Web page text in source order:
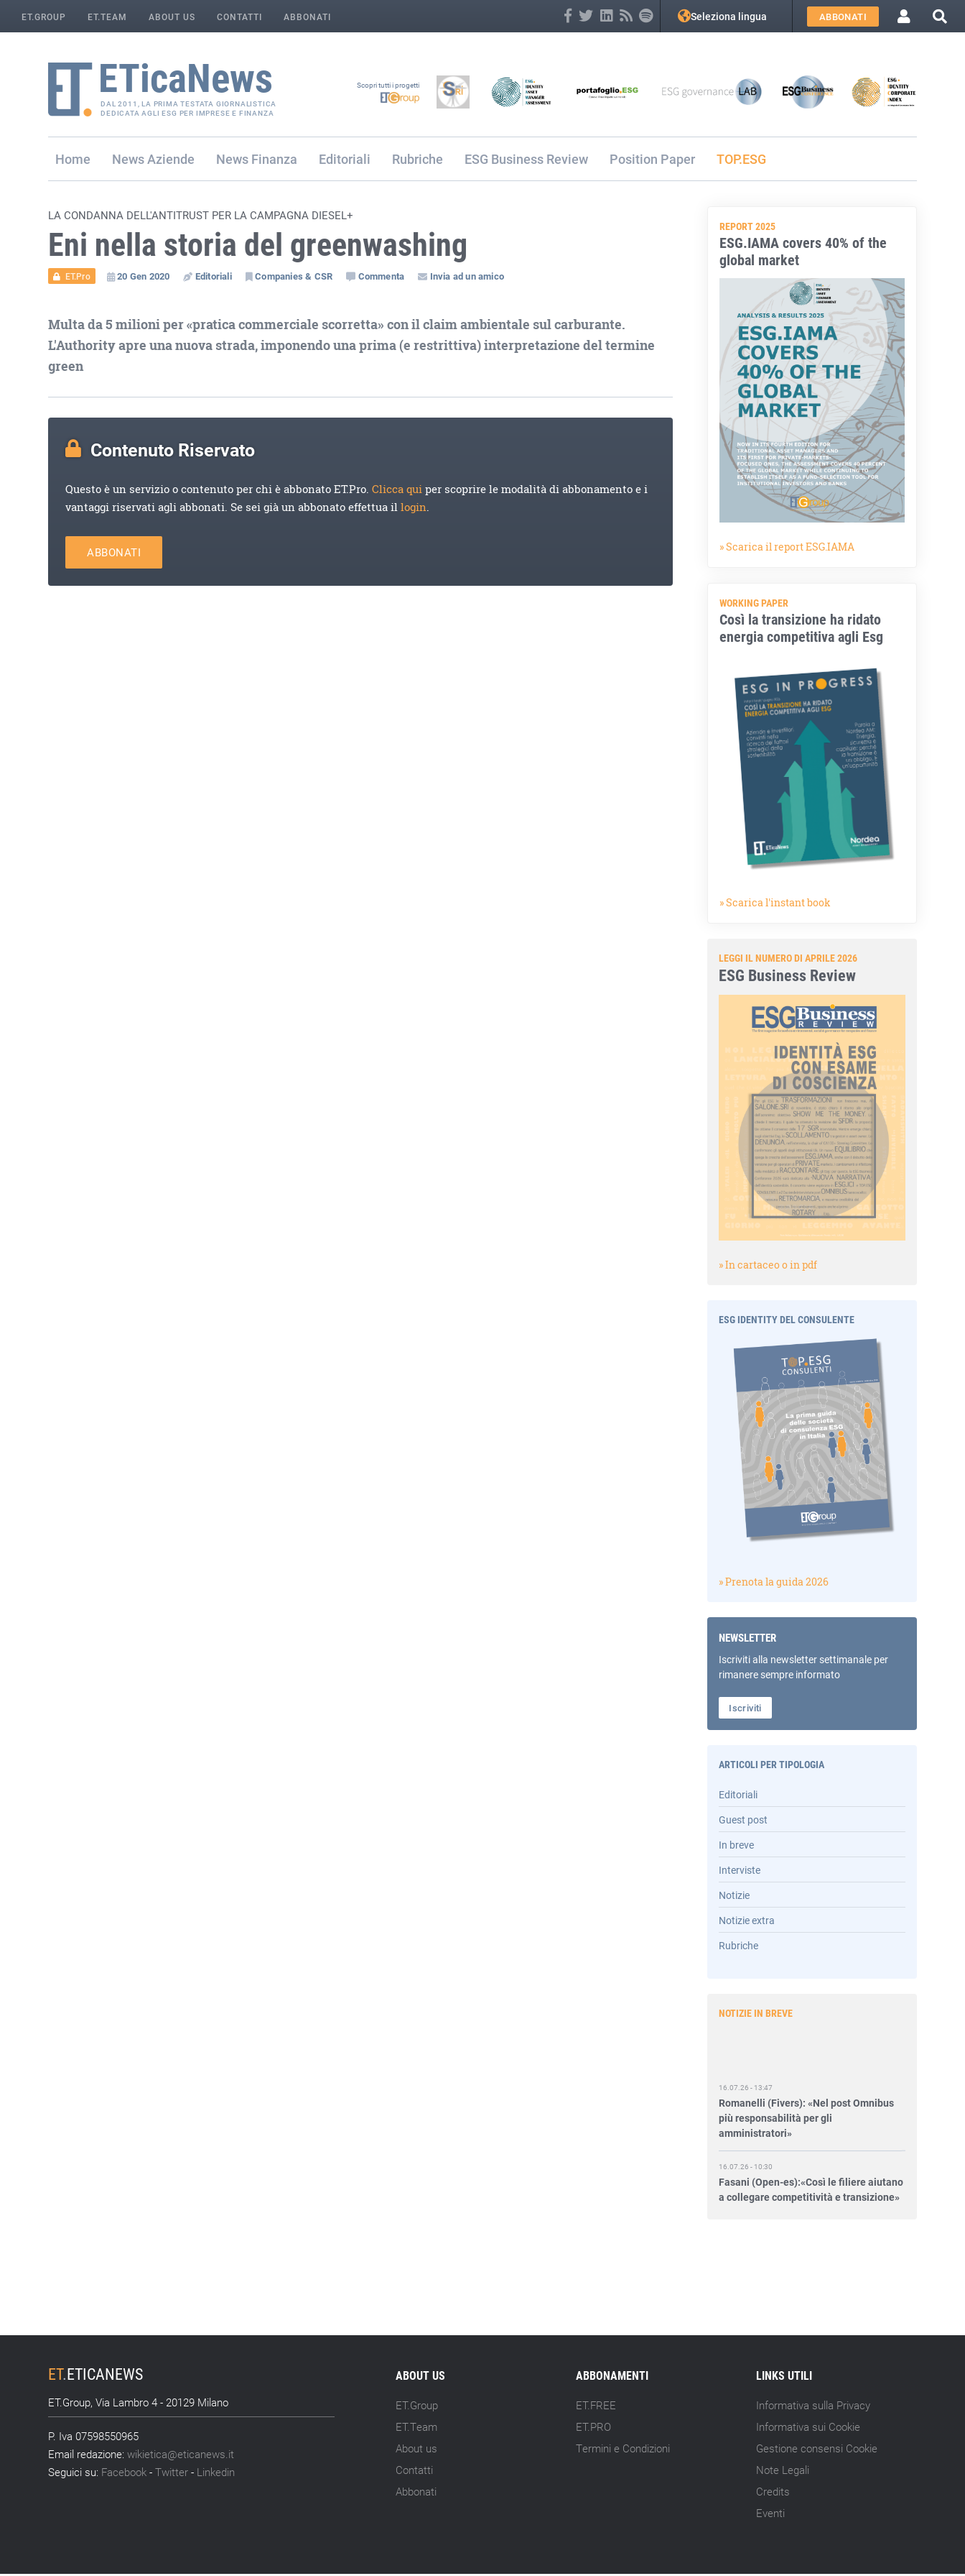
ET.GROUP ET.TEAM ABOUT US CONTATTI ABBONATI Seleziona lingua ABBONATI
DAL 2011, LA PRIMA TESTATA GIORNALISTICA
DEDICATA AGLI ESG PER IMPRESE E FINANZA
Scopri tutti i progetti
Home Aziende Finanza Editoriali Rubriche ESG Business Review Position Paper TOP.ESG
LA CONDANNA DELL'ANTITRUST PER LA CAMPAGNA DIESEL+
Eni nella storia del greenwashing
ET.Pro 20 Gen 2020 Editoriali Companies & CSR Commenta Invia ad un amico
Multa da 5 milioni per «pratica commerciale scorretta» con il claim ambientale sul carburante.
L'Authority apre una nuova strada, imponendo una prima (e restrittiva) interpretazione del termine
green
Contenuto Riservato
Questo è un servizio o contenuto per chi è abbonato ET.Pro.Clicca quiper scoprire le modalità di abbonamento e i
vantaggi riservati agli abbonati. Se sei già un abbonato effettua illogin.
ABBONATI
REPORT 2025
ESG.IAMA covers 40% of the
global market
» Scarica il report ESG.IAMA
WORKING PAPER
Così la transizione ha ridato
energia competitiva agli Esg
» Scarica l'instant book
LEGGI IL NUMERO DI APRILE 2026
ESG Business Review
» In cartaceo o in pdf
ESG IDENTITY DEL CONSULENTE
» Prenota la guida 2026
NEWSLETTER
Iscriviti alla newsletter settimanale per
rimanere sempre informato
Iscriviti
ARTICOLI PER TIPOLOGIA
Editoriali
Guest post
In breve
Interviste
Notizie
Notizie extra
Rubriche
NOTIZIE IN BREVE
Romanelli (Fivers): «Nel post Omnibus
più responsabilità per gli
amministratori»
Fasani (Open-es):«Così le filiere aiutano
a collegare competitività e transizione»
15.07.26 - 8:00
vecchie scorte
14.07.26 - 12:20
ESG degli investimenti»
14.07.26 - 11:00
appuntamenti
ET.ETICANEWS
ET.Group, Via Lambro 4 - 20129 Milano
P. Iva 07598550965
Email redazione:wikietica@eticanews.it
Seguici su: Facebook -Twitter - Linkedin
ABOUT US
ET.Group
ET.Team
About us
Contatti
Abbonati
ABBONAMENTI
ET.FREE
ET.PRO
Termini e Condizioni
LINKS UTILI
Informativa sulla Privacy
Informativa sui Cookie
Gestione consensi Cookie
Note Legali
Credits
Eventi